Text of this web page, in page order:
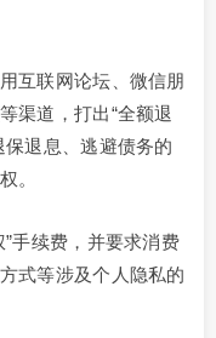
互联网论坛、微信朋
渠道，打出“全额退
退息、逃避债务的
。
手续费，并要求消费
式等涉及个人隐私的